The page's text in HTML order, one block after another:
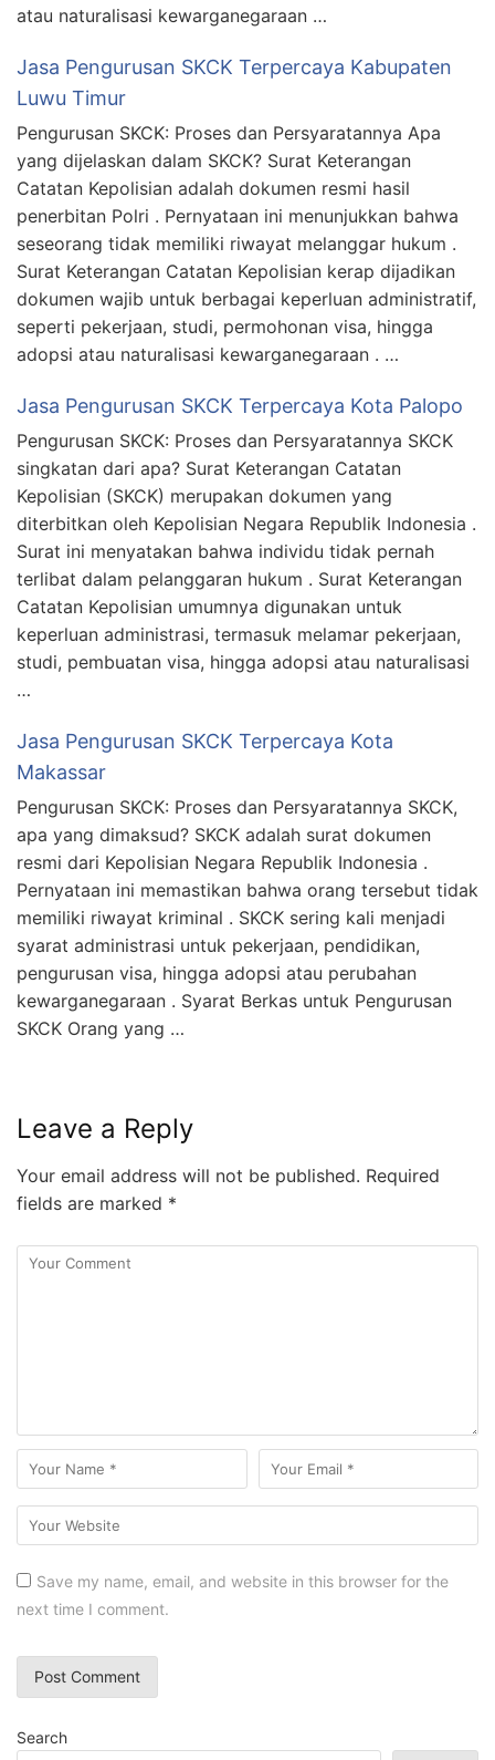
atau naturalisasi kewarganegaraan …
Jasa Pengurusan SKCK Terpercaya Kabupaten
Luwu Timur
Pengurusan SKCK: Proses dan Persyaratannya Apa
yang dijelaskan dalam SKCK? Surat Keterangan
Catatan Kepolisian adalah dokumen resmi hasil
penerbitan Polri . Pernyataan ini menunjukkan bahwa
seseorang tidak memiliki riwayat melanggar hukum .
Surat Keterangan Catatan Kepolisian kerap dijadikan
dokumen wajib untuk berbagai keperluan administratif,
seperti pekerjaan, studi, permohonan visa, hingga
adopsi atau naturalisasi kewarganegaraan . …
Jasa Pengurusan SKCK Terpercaya Kota Palopo
Pengurusan SKCK: Proses dan Persyaratannya SKCK
singkatan dari apa? Surat Keterangan Catatan
Kepolisian (SKCK) merupakan dokumen yang
diterbitkan oleh Kepolisian Negara Republik Indonesia .
Surat ini menyatakan bahwa individu tidak pernah
terlibat dalam pelanggaran hukum . Surat Keterangan
Catatan Kepolisian umumnya digunakan untuk
keperluan administrasi, termasuk melamar pekerjaan,
studi, pembuatan visa, hingga adopsi atau naturalisasi
…
Jasa Pengurusan SKCK Terpercaya Kota
Makassar
Pengurusan SKCK: Proses dan Persyaratannya SKCK,
apa yang dimaksud? SKCK adalah surat dokumen
resmi dari Kepolisian Negara Republik Indonesia .
Pernyataan ini memastikan bahwa orang tersebut tidak
memiliki riwayat kriminal . SKCK sering kali menjadi
syarat administrasi untuk pekerjaan, pendidikan,
pengurusan visa, hingga adopsi atau perubahan
kewarganegaraan . Syarat Berkas untuk Pengurusan
SKCK Orang yang …
Leave a Reply
Your email address will not be published. Required
fields are marked *
Save my name, email, and website in this browser for the
next time I comment.
Search